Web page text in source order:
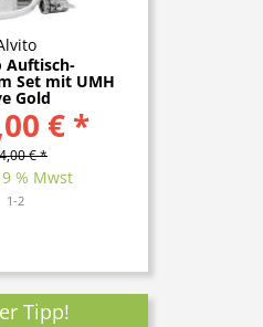
Auftisch-
Set mit UMH
Gold
€ *
€ *
% Mwst
1-2
Tipp!